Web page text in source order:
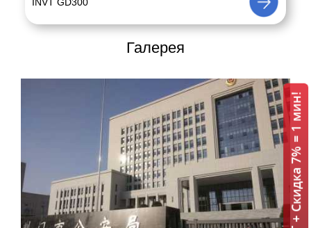
Галерея
ИБП INVT + Скидка 7% = 1 мин!